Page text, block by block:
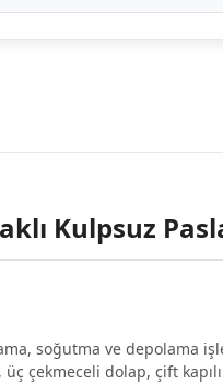
Kulpsuz
soğutma ve
çekmeceli dolap, çift